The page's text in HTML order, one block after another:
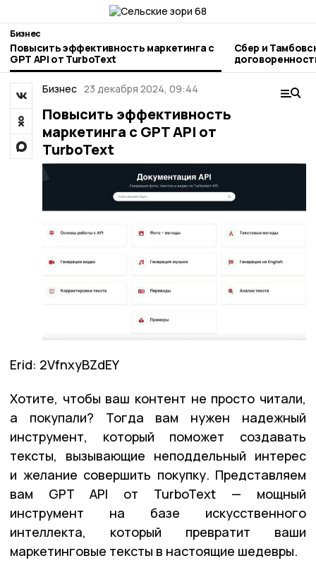
Бизнес
Повысить эффективность маркетинга с
GPT API от TurboText
Сбер и
ПМЭФ-2026
Бизнес 23 декабря 2024, 09:44
Повысить эффективность
маркетинга с GPT API от
TurboText
Erid: 2VfnxyBZdEY
Хотите, чтобы ваш контент не просто читали,
а покупали? Тогда вам нужен надежный
инструмент, который поможет создавать
тексты, вызывающие неподдельный интерес
и желание совершить покупку. Представляем
вам GPT API от TurboText — мощный
инструмент на базе искусственного
интеллекта, который превратит ваши
маркетинговые тексты в настоящие шедевры.